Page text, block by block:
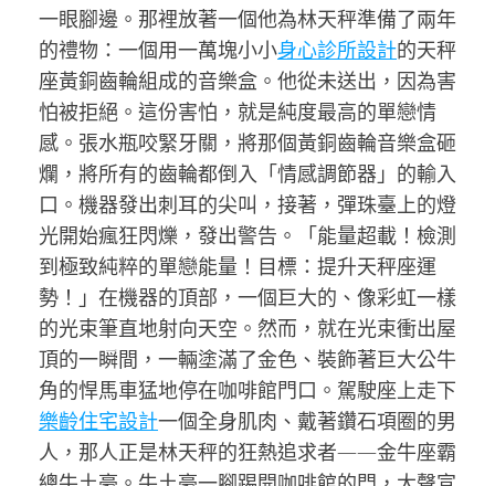
一眼腳邊。那裡放著一個他為林天秤準備了兩年
的禮物：一個用一萬塊小小身心診所設計的天秤
座黃銅齒輪組成的音樂盒。他從未送出，因為害
怕被拒絕。這份害怕，就是純度最高的單戀情
感。張水瓶咬緊牙關，將那個黃銅齒輪音樂盒砸
爛，將所有的齒輪都倒入「情感調節器」的輸入
口。機器發出刺耳的尖叫，接著，彈珠臺上的燈
光開始瘋狂閃爍，發出警告。「能量超載！檢測
到極致純粹的單戀能量！目標：提升天秤座運
勢！」在機器的頂部，一個巨大的、像彩虹一樣
的光束筆直地射向天空。然而，就在光束衝出屋
頂的一瞬間，一輛塗滿了金色、裝飾著巨大公牛
角的悍馬車猛地停在咖啡館門口。駕駛座上走下
樂齡住宅設計一個全身肌肉、戴著鑽石項圈的男
人，那人正是林天秤的狂熱追求者——金牛座霸